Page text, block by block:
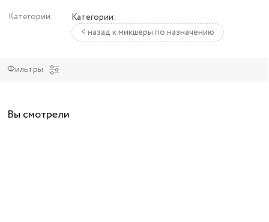
Категории:
Категории:
< назад к микшеры по назначению
Фильтры
Вы смотрели